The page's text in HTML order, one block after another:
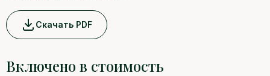
Скачать PDF
Включено в стоимость